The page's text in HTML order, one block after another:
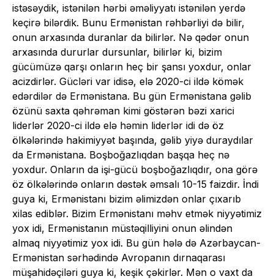
istəsəydik, istənilən hərbi əməliyyatı istənilən yerdə
keçirə bilərdik. Bunu Ermənistan rəhbərliyi də bilir,
onun arxasında duranlar da bilirlər. Nə qədər onun
arxasında dururlar dursunlar, bilirlər ki, bizim
gücümüzə qarşı onların heç bir şansı yoxdur, onlar
acizdirlər. Gücləri var idisə, elə 2020-ci ildə kömək
edərdilər də Ermənistana. Bu gün Ermənistana gəlib
özünü saxta qəhrəman kimi göstərən bəzi xarici
liderlər 2020-ci ildə elə həmin liderlər idi də öz
ölkələrində hakimiyyət başında, gəlib yiyə duraydılar
da Ermənistana. Boşboğazlıqdan başqa heç nə
yoxdur. Onların da işi-gücü boşboğazlıqdır, ona görə
öz ölkələrində onların dəstək əmsalı 10-15 faizdir. İndi
guya ki, Ermənistanı bizim əlimizdən onlar çıxarıb
xilas ediblər. Bizim Ermənistanı məhv etmək niyyətimiz
yox idi, Ermənistanın müstəqilliyini onun əlindən
almaq niyyətimiz yox idi. Bu gün hələ də Azərbaycan-
Ermənistan sərhədində Avropanın dırnaqarası
müşahidəçiləri guya ki, keşik çəkirlər. Mən o vaxt da